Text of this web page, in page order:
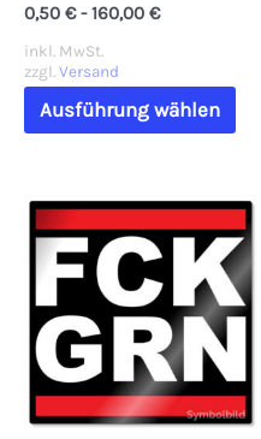
0,50 €-160,00 €
inkl. MwSt.
zzgl. Versand
Ausführung wählen
auf.
Die
auf
der